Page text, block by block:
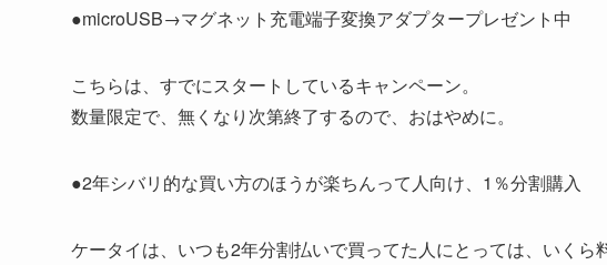
●microUSB→マグネット充電端子変換アダプタープレゼント中
こちらは、すでにスタートしているキャンペーン。
数量限定で、無くなり次第終了するので、おはやめに。
●2年シバリ的な買い方のほうが楽ちんって人向け、1％分割購入
ケータイは、いつも2年分割払いで買ってた人にとっては、いく